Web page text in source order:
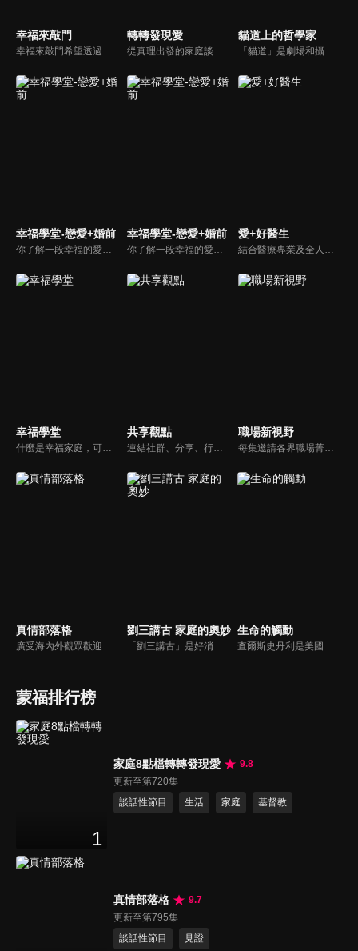
幸福來敲門 轉轉發現愛 貓道上的哲學家
「貓道」是劇場和攝影棚的象徵，而孩子是天生的哲學家，他們進入攝影棚中的小劇場思考、對話，並且從貓道上看下來，總是會有不同視角，故片名為《貓道上的哲學家》，在GOOD TV播出。
幸福學堂-戀愛+婚前
你了解一段幸福的愛情是如何發展出來的嗎？你對你心中那一個對象，到底是愛還是喜歡？難道喜歡跟愛差距很大嗎？讓我們的大師來消除你心中的疑惑。
幸福學堂-戀愛+婚前
你了解一段幸福的愛情是如何發展出來的嗎？你對你心中那一個對象，到底是愛還是喜歡？難道喜歡跟愛差距很大嗎？讓我們的大師來消除你心中的疑惑。
愛+好醫生
結合醫療專業及全人關懷的新型態節目，主持人黃瑽寧醫師親訪家庭，跨領域醫療顧問團全方位檢視，提供最完整、實用和正確的資訊來守護孩子的健康。
幸福學堂
什麼是幸福家庭，可能很多人會覺得「幸福家庭」是天方夜譚，在這一集當中，簡老師要告訴您，如何跨越婚姻的顛簸之路，建立幸福家庭，且根據他多年輔導經驗，歸類出幸福家庭的特質，讓幸福家庭不是再是虛假的口號，而是能夠真實落實在生活當中。
共享觀點
連結社群、分享、行動的特色，運用講道學的架構，談論包含基要真理、生活話題及神學裝備三大面向主題。身為第六代基督徒，從小在教會中長大的周巽正，與第一代基督徒的廖文華，背景及生活經歷都不同，在節目中以輕鬆對談的方式，貢獻出不同角度的觀點。
職場新視野
每集邀請各界職場菁英分享心路歷程與觀點，喬美倫老師也透過主題性的真理論述，幫助你我走入合神心意的職場文化。
真情部落格
廣受海內外觀眾歡迎的真情部落格，是以見證故事為主軸的訪談節目，由知名主播夏嘉璐主持，莊信德牧師、黃國倫牧師回應，來賓在節目中自在的暢談自己的生命歷程，這些最真實的生命見證也幫助許多人走出低谷。
劉三講古 家庭的奧妙
「劉三講古」是好消息最老牌的節目，除了加入戲劇元素「喳唸伯與長腳姨」外，並蒐集無數史料，找到美好而精彩的基督徒生命故事，好讓福音更輕鬆真實的呈現在觀眾眼前。
生命的觸動
查爾斯史丹利是美國第一浸信會的榮譽牧師，也是In Touch Ministries（生命的觸動）的創始人，更是紐約時報暢銷書作家。
蒙福排行榜
1
家庭8點檔轉轉發現愛
9.8
更新至第720集
談話性節目
生活 家庭 基督教
真情部落格
9.7
更新至第795集
談話性節目
見證